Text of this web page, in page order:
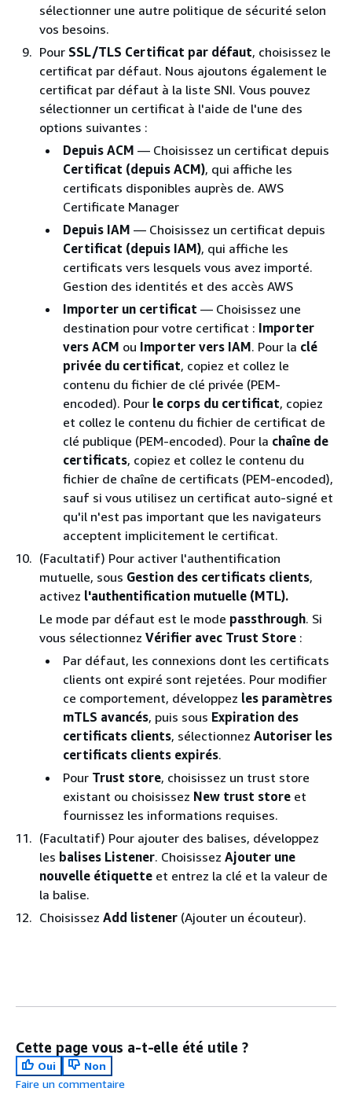
sélectionner une autre politique de sécurité selon
vos besoins.
Pour SSL/TLS Certificat par défaut, choisissez le
certificat par défaut. Nous ajoutons également le
certificat par défaut à la liste SNI. Vous pouvez
sélectionner un certificat à l'aide de l'une des
options suivantes :
Depuis ACM — Choisissez un certificat depuis
Certificat (depuis ACM), qui affiche les
certificats disponibles auprès de. AWS
Certificate Manager
Depuis IAM — Choisissez un certificat depuis
Certificat (depuis IAM), qui affiche les
certificats vers lesquels vous avez importé.
Gestion des identités et des accès AWS
Importer un certificat — Choisissez une
destination pour votre certificat : Importer
vers ACM ou Importer vers IAM. Pour la clé
privée du certificat, copiez et collez le
contenu du fichier de clé privée (PEM-
encoded). Pour le corps du certificat, copiez
et collez le contenu du fichier de certificat de
clé publique (PEM-encoded). Pour la chaîne de
certificats, copiez et collez le contenu du
fichier de chaîne de certificats (PEM-encoded),
sauf si vous utilisez un certificat auto-signé et
qu'il n'est pas important que les navigateurs
acceptent implicitement le certificat.
(Facultatif) Pour activer l'authentification
mutuelle, sous Gestion des certificats clients,
activez l'authentification mutuelle (MTL).
Le mode par défaut est le mode passthrough. Si
vous sélectionnez Vérifier avec Trust Store :
Par défaut, les connexions dont les certificats
clients ont expiré sont rejetées. Pour modifier
ce comportement, développez les paramètres
mTLS avancés, puis sous Expiration des
certificats clients, sélectionnez Autoriser les
certificats clients expirés.
Pour Trust store, choisissez un trust store
existant ou choisissez New trust store et
fournissez les informations requises.
(Facultatif) Pour ajouter des balises, développez
les balises Listener. Choisissez Ajouter une
nouvelle étiquette et entrez la clé et la valeur de
la balise.
Choisissez Add listener (Ajouter un écouteur).
Cette page vous a-t-elle été utile ?
Oui
Non
Faire un commentaire